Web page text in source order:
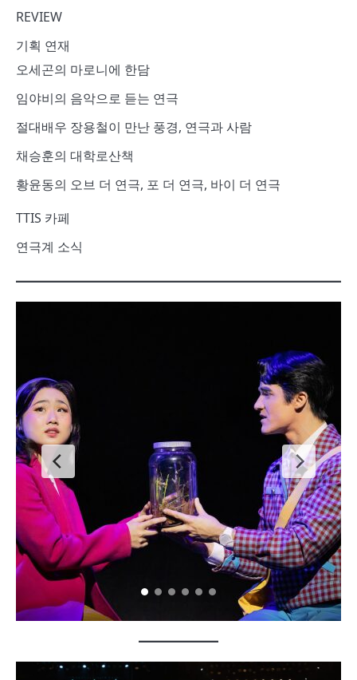
REVIEW
기획 연재
오세곤의 마로니에 한담
임야비의 음악으로 듣는 연극
절대배우 장용철이 만난 풍경, 연극과 사람
채승훈의 대학로산책
황윤동의 오브 더 연극, 포 더 연극, 바이 더 연극
TTIS 카페
연극계 소식